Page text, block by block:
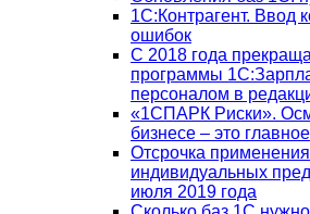
1С:Контрагент. Ввод
ошибок
С 2018 года
программы
персоналом в
«1СПАРК Риски».
бизнесе – это главное
Отсрочка
индивидуальных
июля 2019 года